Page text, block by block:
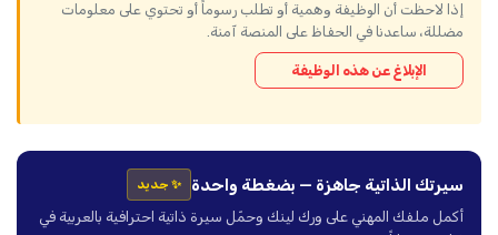
إذا لاحظت أن الوظيفة وهمية أو تطلب رسوماً أو تحتوي على معلومات
مضللة، ساعدنا في الحفاظ على المنصة آمنة.
الإبلاغ عن هذه الوظيفة
سيرتك الذاتية جاهزة — بضغطة واحدة ✨ جديد
أكمل ملفك المهني على ورك لينك وحمّل سيرة ذاتية احترافية بالعربية في